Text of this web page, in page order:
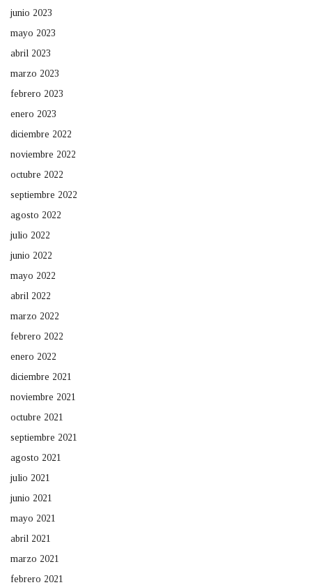
junio 2023
mayo 2023
abril 2023
marzo 2023
febrero 2023
enero 2023
diciembre 2022
noviembre 2022
octubre 2022
septiembre 2022
agosto 2022
julio 2022
junio 2022
mayo 2022
abril 2022
marzo 2022
febrero 2022
enero 2022
diciembre 2021
noviembre 2021
octubre 2021
septiembre 2021
agosto 2021
julio 2021
junio 2021
mayo 2021
abril 2021
marzo 2021
febrero 2021